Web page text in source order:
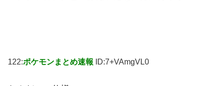
122:ポケモンまとめ速報 ID:7+VAmgVL0